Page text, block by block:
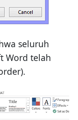
seluruh
Word telah